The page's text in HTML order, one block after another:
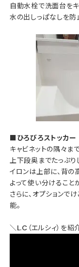
自動水栓で洗面台をキ
水の出しっぱなしを防
■ひろびろストッカー
キャビネットの隅々ま
上下段奥までたっぷり
イロンは上部に、背の
よって使い分けること
さらに、オプションで
能。
＼L.C（エルシィ）を